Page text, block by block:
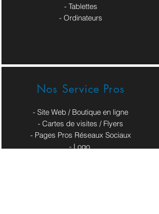
- Tablettes
- Ordinateurs
Nos Service Pros
- Site Web / Boutique en ligne
- Cartes de visites / Flyers
- Pages Pros Réseaux Sociaux
​- Logo